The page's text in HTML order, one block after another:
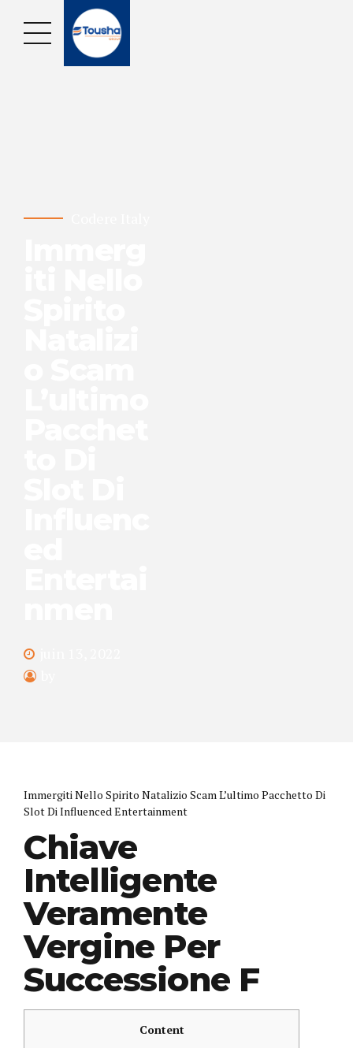
Immergiti Nello Spirito Natalizio Scam L’ultimo Pacchetto Di
Slot Di Influenced Entertainment
Chiave
Intelligente
Veramente
Vergine Per
Successione F
Content